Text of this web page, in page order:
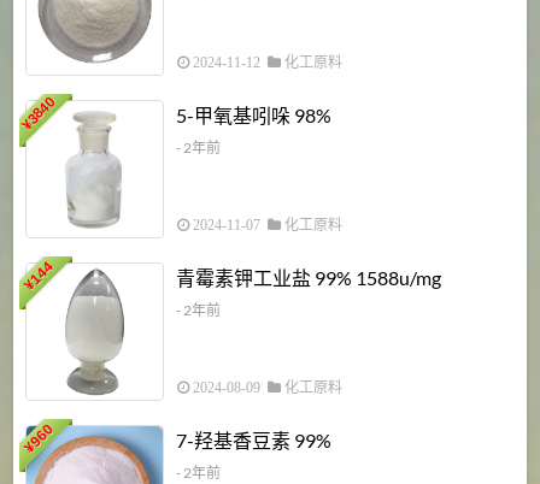
2024-11-12 化工原料
¥
3840 5-甲氧基吲哚 98%
- 2年前
2024-11-07 化工原料
¥
144 青霉素钾工业盐 99% 1588u/mg
- 2年前
2024-08-09 化工原料
¥
960 7-羟基香豆素 99%
- 2年前